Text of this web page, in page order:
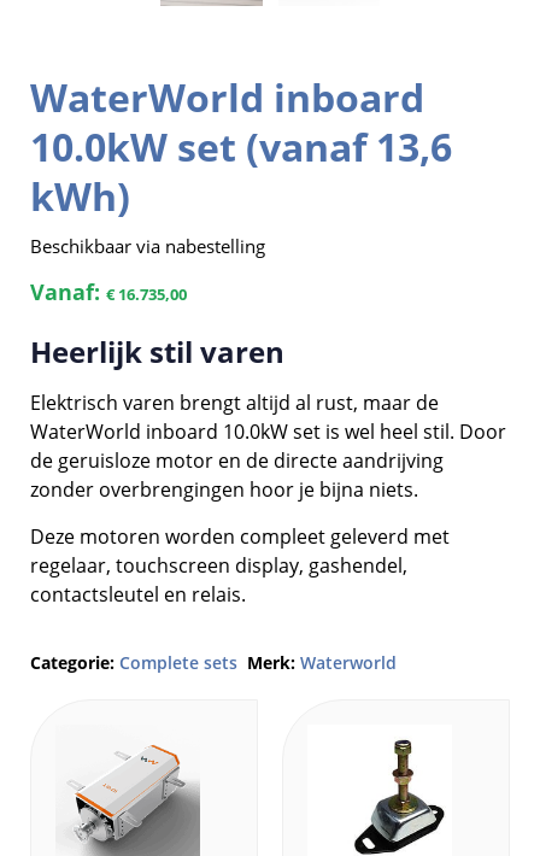
WaterWorld inboard
10.0kW set (vanaf 13,6
kWh)
Beschikbaar via nabestelling
Vanaf: €16.735,00
Heerlijk stil varen
Elektrisch varen brengt altijd al rust, maar de
WaterWorld inboard 10.0kW set is wel heel stil. Door
de geruisloze motor en de directe aandrijving
zonder overbrengingen hoor je bijna niets.
Deze motoren worden compleet geleverd met
regelaar, touchscreen display, gashendel,
contactsleutel en relais.
Categorie: Complete sets Merk: Waterworld